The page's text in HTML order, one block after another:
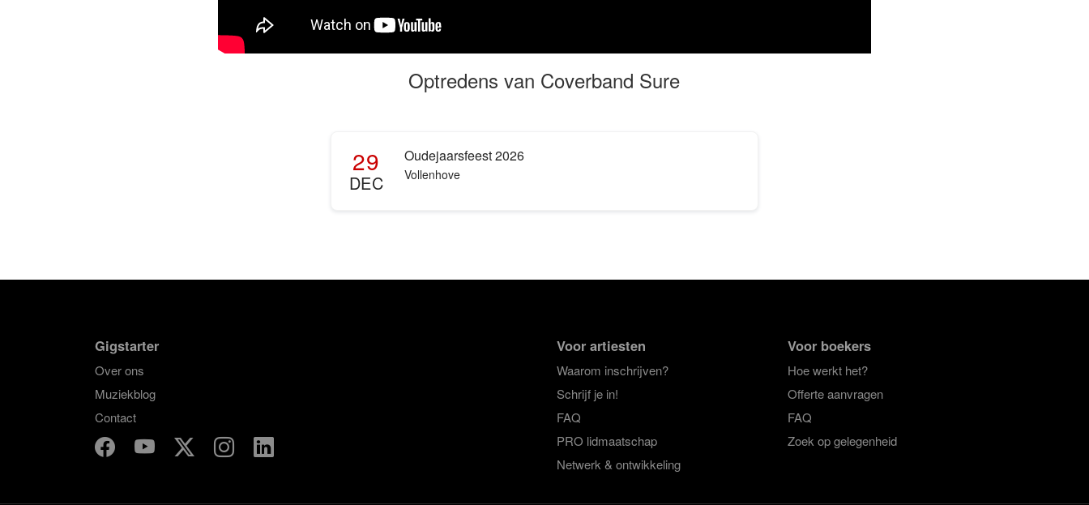
Optredens van Coverband Sure
29
DEC
Oudejaarsfeest 2026
Vollenhove
Voor artiesten
Waarom inschrijven?
Schrijf je in!
FAQ
PRO lidmaatschap
Netwerk & ontwikkeling
Voor boekers
Hoe werkt het?
Offerte aanvragen
FAQ
Zoek op gelegenheid
Gigstarter
Over ons
Muziekblog
Contact